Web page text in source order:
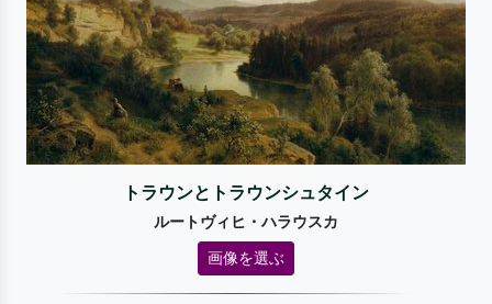
トラウンとトラウンシュタイン
ルートヴィヒ・ハラウスカ
画像を選ぶ